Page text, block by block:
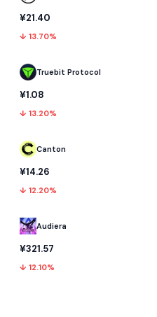
¥21.40
↓ 13.70%
Truebit Protocol
¥1.08
↓ 13.20%
Canton
¥14.26
↓ 12.20%
Audiera
¥321.57
↓ 12.10%